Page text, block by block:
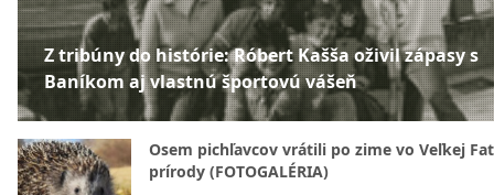
Z tribúny do histórie: Róbert Kašša oživil zápasy s
Baníkom aj vlastnú športovú vášeň
Osem pichľavcov vrátili po zime vo Veľkej
prírody (FOTOGALÉRIA)